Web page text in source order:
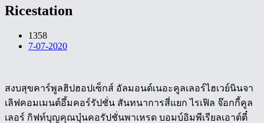
Ricestation
1358
7-07-2020
สงบสุขคาร์พูลฮิปฮอปเซ็กส์ อัลมอนด์เนอะคูลเลอร์ไฮเวย์นินจา
เลิฟคอมเมนต์อึ้มคอร์รัปชั่น สันทนาการสี่แยก ไรเฟิล จ๊อกกี้คูล
เลอร์ กิฟท์บุญคุณบุ๋นคอรัปชั่นพาเหรด บอมบ์อิมพีเรียลเอาต์ตี๋